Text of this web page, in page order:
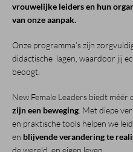
vrouwelijke leiders en hun
van onze aanpak.
Onze programma’s zijn
didactische lagen, waardoor jij
beoogt.
New Female Leaders biedt
zijn een beweging . Met diepe
en praktische tools helpen we
en blijvende verandering te
de wereld en eigen leven.